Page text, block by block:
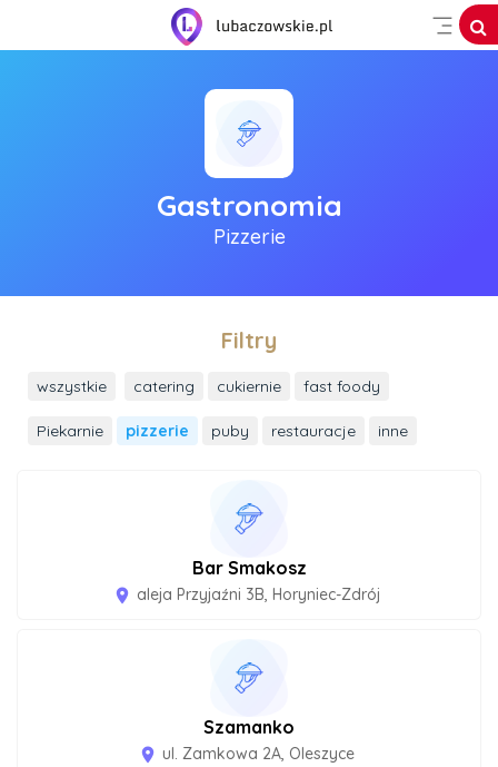
Gastronomia
Pizzerie
Filtry
wszystkie catering cukiernie fast foody
Piekarnie pizzerie puby restauracje inne
Bar Smakosz
room aleja Przyjaźni 3B, Horyniec-Zdrój
Szamanko
room ul. Zamkowa 2A, Oleszyce